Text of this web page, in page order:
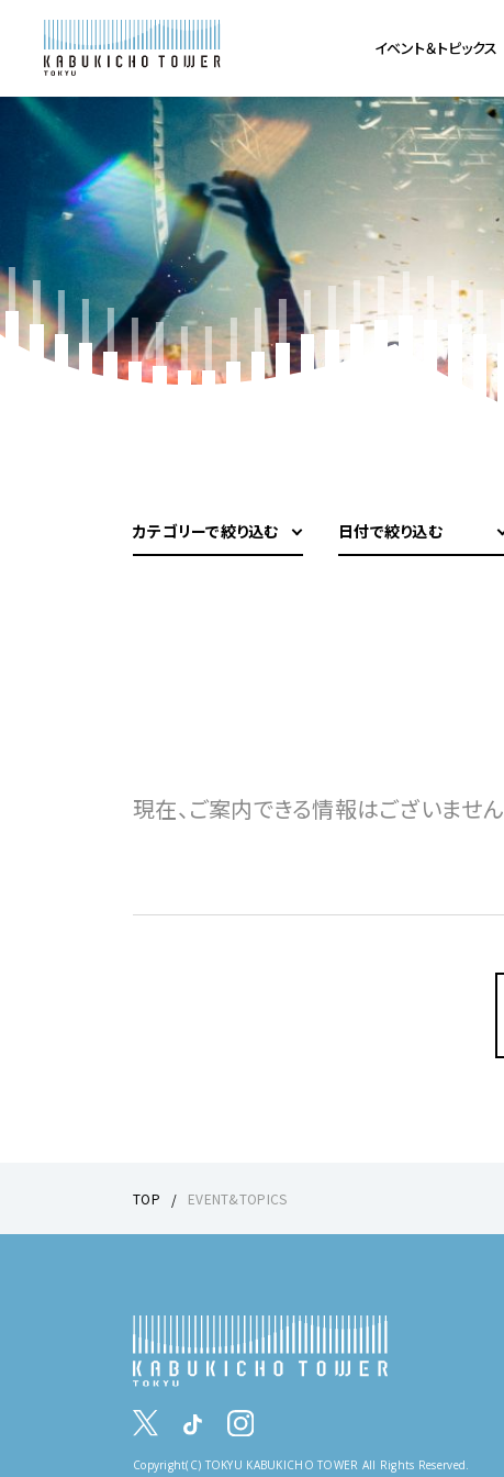
イベント＆トピックス
カテゴリーで絞り込む 日付で絞り込む
現在、ご案内できる情報はございません
TOP EVENT&TOPICS
Copyright(C) TOKYU KABUKICHO TOWER All Rights Reserved.